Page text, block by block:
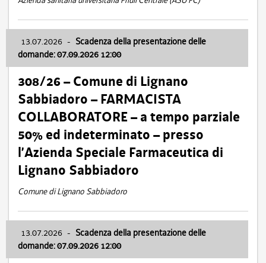
13.07.2026 - Scadenza della presentazione delle
domande: 07.09.2026 12:00
308/26 – Comune di Lignano
Sabbiadoro – FARMACISTA
COLLABORATORE – a tempo parziale
50% ed indeterminato – presso
l’Azienda Speciale Farmaceutica di
Lignano Sabbiadoro
Comune di Lignano Sabbiadoro
13.07.2026 - Scadenza della presentazione delle
domande: 07.09.2026 12:00